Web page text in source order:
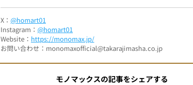
X： @homart01
Instagram： @homart01
Website： https://monomax.jp/
お問い合わせ：monomaxofficial@takarajimasha.co.jp
モノマックスの記事をシェアする